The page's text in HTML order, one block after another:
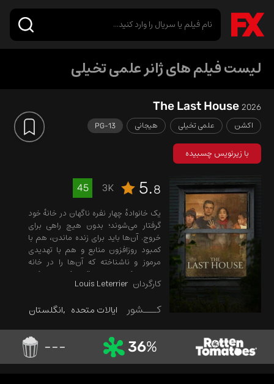
لیست فیلم های ژانر علمی تخیلی
The Last House2026
اکشن علمی تخیلی هیجانی PG-13
با زیرنویس چسبیده
5.8
3K
45
یک خانوادهٔ چهار نفره ناگهان در خانهٔ خود
گرفتار می‌شوند؛ بدون هیچ راهی برای
خروج. آن‌ها باید برای زنده ماندن، هم با
کمبود روزافزون منابع و هم با تهدیدی
مرموز و ناشناخته که آن‌ها را در خانه
محبوس کرده است، مقابله کنند و در کنار
یکدیگر راهی برای رهایی بیابند.
کارگردان Louis Leterrier
کـــشور ایالات متحده انگلستان
36%
---